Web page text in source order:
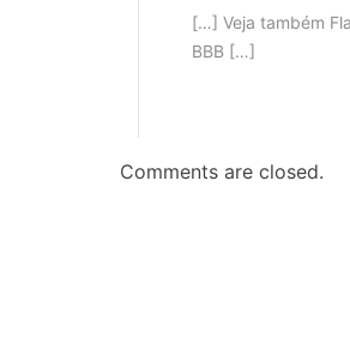
[…] Veja também
BBB […]
Comments are closed.